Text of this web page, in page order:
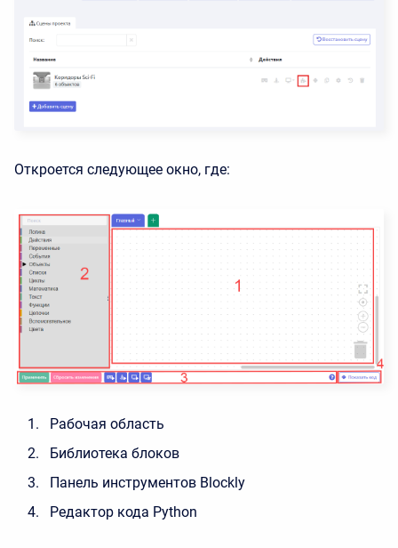
Откроется следующее окно, где:
Рабочая область
Библиотека блоков
Панель инструментов Blockly
Редактор кода Python